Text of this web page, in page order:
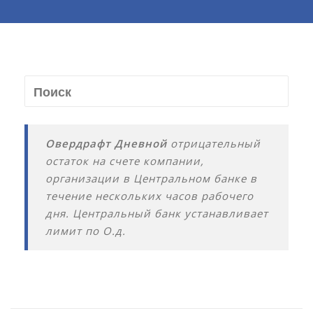
Овердрафт Дневной отрицательный
остаток на счете компании,
организации в Центральном банке в
течение нескольких часов рабочего
дня. Центральный банк устанавливает
лимит по О.д.